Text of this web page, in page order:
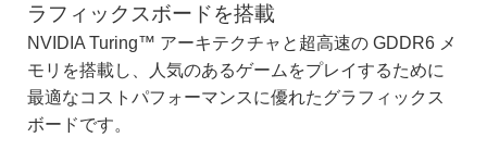
ラフィックスボードを搭載
NVIDIA Turing™ アーキテクチャと超高速の GDDR6 メ
モリを搭載し、人気のあるゲームをプレイするために
最適なコストパフォーマンスに優れたグラフィックス
ボードです。